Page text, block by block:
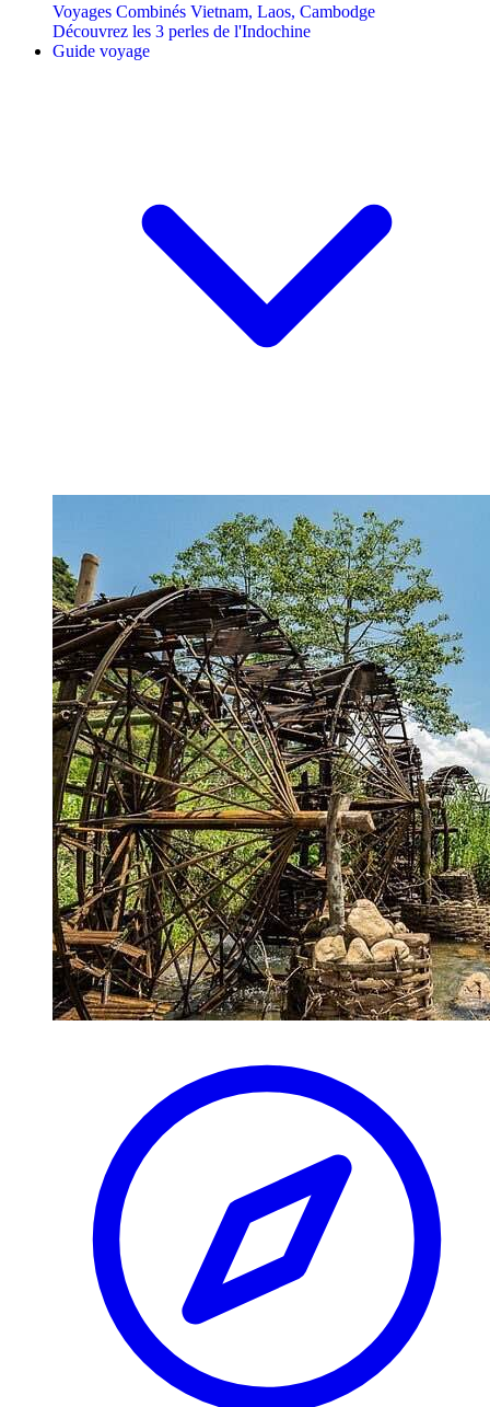
Voyages Combinés Vietnam, Laos, Cambodge
Découvrez les 3 perles de l'Indochine
Guide voyage